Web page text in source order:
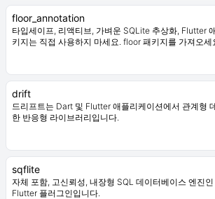
floor_annotation
타입세이프, 리액티브, 가벼운 SQLite 추상화, Flutter
키지는 직접 사용하지 마세요. floor 패키지를 가져오세
drift
드리프트는 Dart 및 Flutter 애플리케이션에서 관계형
한 반응형 라이브러리입니다.
sqflite
자체 포함, 고신뢰성, 내장형 SQL 데이터베이스 엔진
Flutter 플러그인입니다.